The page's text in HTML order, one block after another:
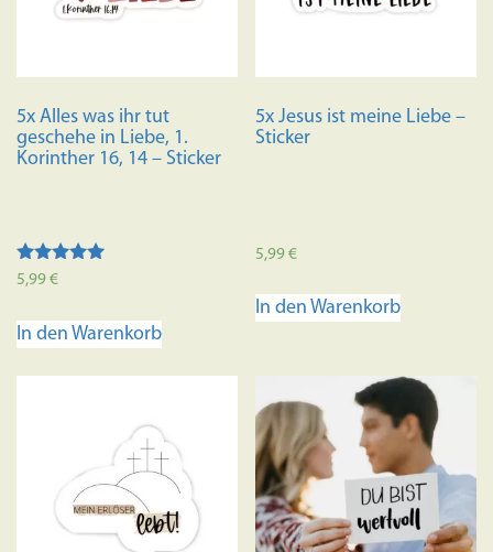
5x Alles was ihr tut
geschehe in Liebe, 1.
Korinther 16, 14 – Sticker
Bewertet mit
5,99€
In den Warenkorb
5x Jesus ist meine Liebe –
Sticker
5,99€
In den Warenkorb